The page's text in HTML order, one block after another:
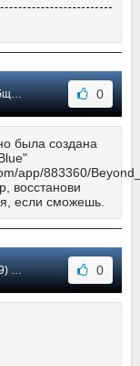
Jyrkka (9 ноября 2018 17:43) Сообщение #6 0
была создана
app/883360/
восстанови
если сможешь.
#5 0